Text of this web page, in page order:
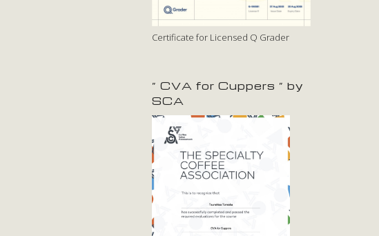
Certificate for Licensed Q Grader
” CVA for Cuppers ” by
SCA